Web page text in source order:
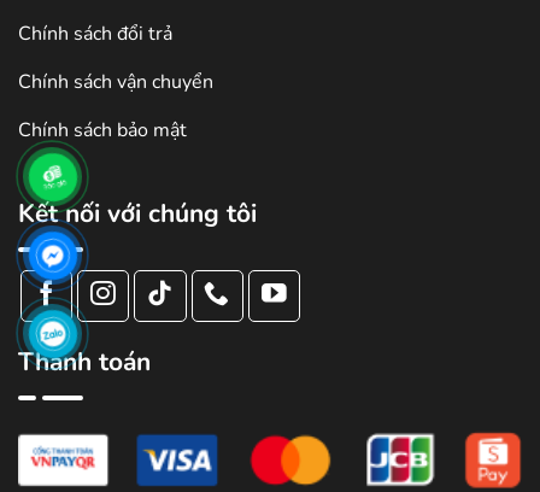
Chính sách đổi trả
Chính sách vận chuyển
Chính sách bảo mật
Kết nối với chúng tôi
Thanh toán